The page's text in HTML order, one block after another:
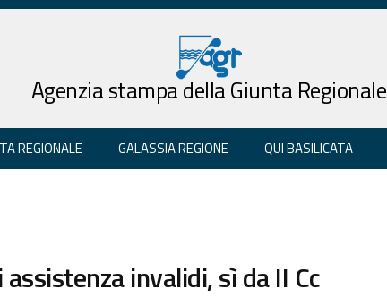
Agenzia stampa della Giunta Regionale
REGIONALE GALASSIA REGIONE QUI BASILICATA
invalidi, sì da II Cc